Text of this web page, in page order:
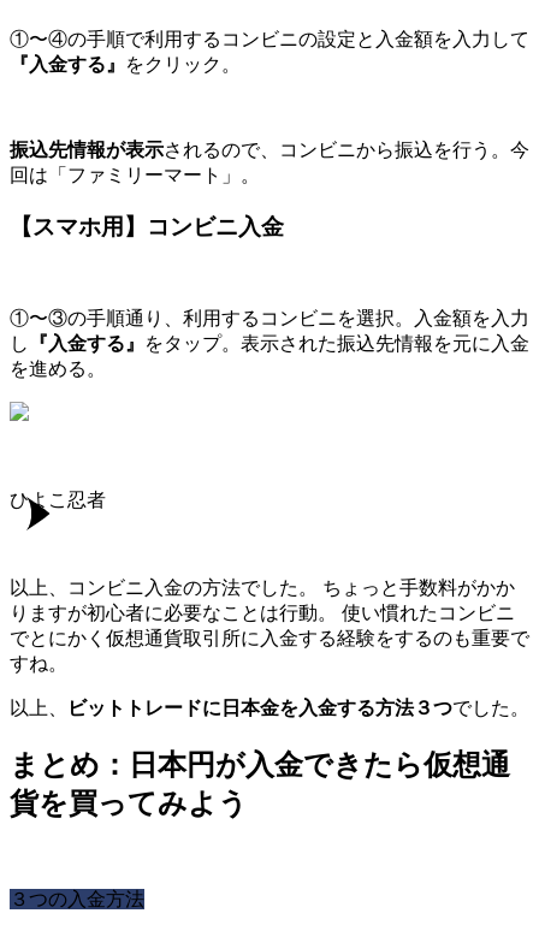
①〜④の手順で利用するコンビニの設定と入金額を入力して
『入金する』
をクリック。
振込先情報が表示されるので、コンビニから振込を行う。今
回は「ファミリーマート」。
【スマホ用】コンビニ入金
①〜③の手順通り、利用するコンビニを選択。入金額を入力
し
『入金する』
をタップ。表示された振込先情報を元に入金
を進める。
ひよこ忍者
以上、コンビニ入金の方法でした。 ちょっと手数料がかか
りますが初心者に必要なことは行動。 使い慣れたコンビニ
でとにかく仮想通貨取引所に入金する経験をするのも重要で
すね。
以上、 ビットトレードに日本金を入金する方法３つでした。
まとめ：日本円が入金できたら仮想通
貨を買ってみよう
３つの入金方法